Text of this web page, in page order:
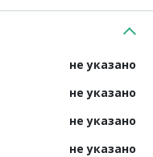
не указано
не указано
не указано
не указано